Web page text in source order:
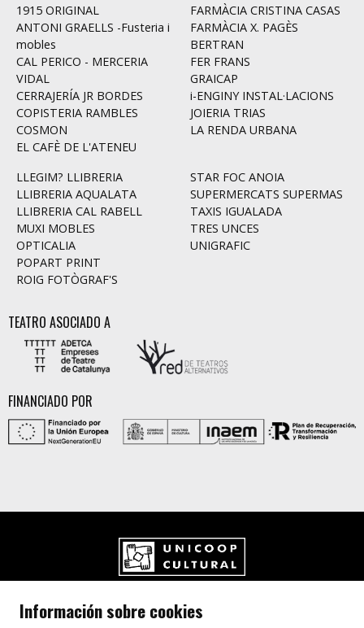
1915 ORIGINAL
ANTONI GRAELLS -Fusteria i
mobles
CAL PERICO - MERCERIA
VIDAL
CERRAJERÍA JR BORDES
COPISTERIA RAMBLES
COSMON
EL CAFÈ DE L'ATENEU
FARMÀCIA CRISTINA CASAS
FARMÀCIA X. PAGÈS
BERTRAN
FER FRANS
GRAICAP
i-ENGINY INSTAL·LACIONS
JOIERIA TRIAS
LA RENDA URBANA
LLEGIM? LLIBRERIA
LLIBRERIA AQUALATA
LLIBRERIA CAL RABELL
MUXI MOBLES
OPTICALIA
POPART PRINT
ROIG FOTÒGRAF'S
STAR FOC ANOIA
SUPERMERCATS SUPERMAS
TAXIS IGUALADA
TRES UNCES
UNIGRAFIC
TEATRO ASOCIADO A
FINANCIADO POR
Carrer de l'Aurora, 80 (Plaça de Cal Font)
Información sobre cookies